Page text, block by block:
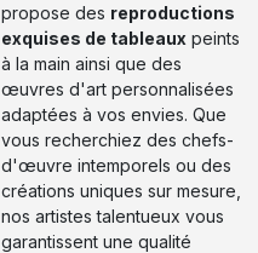
propose des reproductions
exquises de tableaux peints
à la main ainsi que des
œuvres d'art personnalisées
adaptées à vos envies. Que
vous recherchiez des chefs-
d'œuvre intemporels ou des
créations uniques sur mesure,
nos artistes talentueux vous
garantissent une qualité